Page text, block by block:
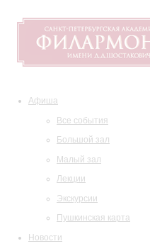
Афиша
Все события
Большой зал
Малый зал
Лекции
Экскурсии
Пушкинская карта
Новости